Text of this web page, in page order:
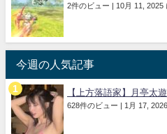
2件のビュー | 10月 11, 2025
今週の人気記事
【上方落語家】月亭太
628件のビュー | 1月 17,